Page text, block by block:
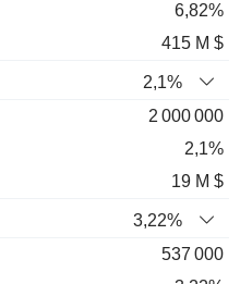
6,82%
415 M $
2,1%
2 000 000
2,1%
19 M $
3,22%
537 000